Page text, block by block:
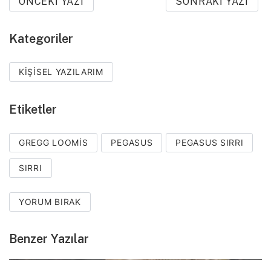
Kategoriler
KIŞISEL YAZILARIM
Etiketler
GREGG LOOMIS PEGASUS PEGASUS SIRRI
SIRRI
YORUM BIRAK
Benzer Yazılar